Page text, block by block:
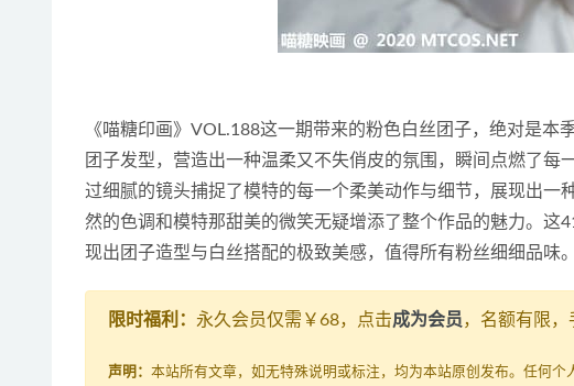
《喵糖印画》VOL.188这一期带来的粉色白丝团子，绝对是
团子发型，营造出一种温柔又不失俏皮的氛围，瞬间点燃了
过细腻的镜头捕捉了模特的每一个柔美动作与细节，展现出一
然的色调和模特那甜美的微笑无疑增添了整个作品的魅力。
现出团子造型与白丝搭配的极致美感，值得所有粉丝细细品味。
限时福利： 永久会员仅需￥68，点击成为会员，名额有限
声明： 本站所有文章，如无特殊说明或标注，均为本站原创发布。任何